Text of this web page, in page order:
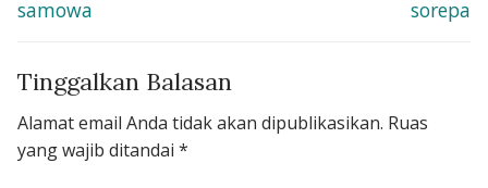
samowa sorepa
Tinggalkan Balasan
Alamat email Anda tidak akan dipublikasikan. Ruas
yang wajib ditandai *